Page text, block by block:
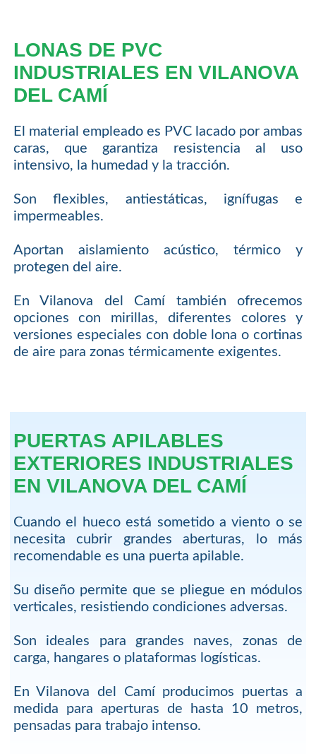
LONAS DE PVC
INDUSTRIALES EN VILANOVA
DEL CAMÍ
El material empleado es PVC lacado por ambas
caras, que garantiza resistencia al uso
intensivo, la humedad y la tracción.
Son flexibles, antiestáticas, ignífugas e
impermeables.
Aportan aislamiento acústico, térmico y
protegen del aire.
En Vilanova del Camí también ofrecemos
opciones con mirillas, diferentes colores y
versiones especiales con doble lona o cortinas
de aire para zonas térmicamente exigentes.
PUERTAS APILABLES
EXTERIORES INDUSTRIALES
EN VILANOVA DEL CAMÍ
Cuando el hueco está sometido a viento o se
necesita cubrir grandes aberturas, lo más
recomendable es una puerta apilable.
Su diseño permite que se pliegue en módulos
verticales, resistiendo condiciones adversas.
Son ideales para grandes naves, zonas de
carga, hangares o plataformas logísticas.
En Vilanova del Camí producimos puertas a
medida para aperturas de hasta 10 metros,
pensadas para trabajo intenso.